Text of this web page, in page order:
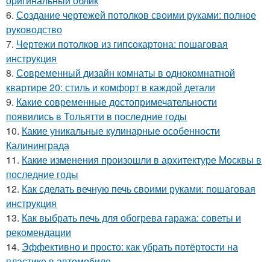
6. Создание чертежей потолков своими руками: полное
руководство
7. Чертежи потолков из гипсокартона: пошаговая
инструкция
8. Современный дизайн комнаты в однокомнатной
квартире 20: стиль и комфорт в каждой детали
9. Какие современные достопримечательности
появились в Тольятти в последние годы
10. Какие уникальные кулинарные особенности
Калининграда
11. Какие изменения произошли в архитектуре Москвы в
последние годы
12. Как сделать вечную печь своими руками: пошаговая
инструкция
13. Как выбрать печь для обогрева гаража: советы и
рекомендации
14. Эффективно и просто: как убрать потёртости на